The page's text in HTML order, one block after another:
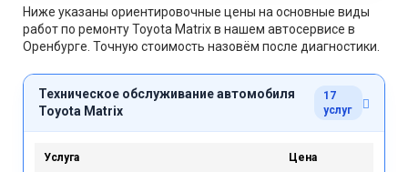
Ниже указаны ориентировочные цены на основные виды
работ по ремонту Toyota Matrix в нашем автосервисе в
Оренбурге. Точную стоимость назовём после диагностики.
Техническое обслуживание автомобиля
Toyota Matrix
17
услуг
Услуга Цена